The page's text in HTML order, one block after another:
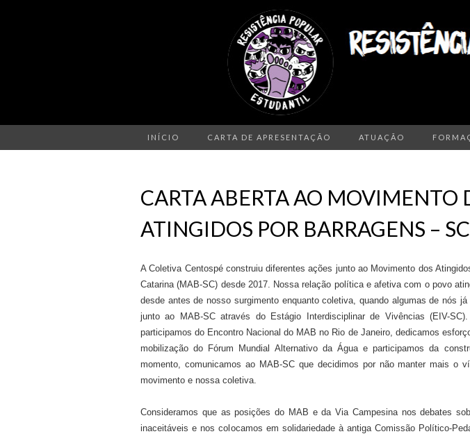
INÍCIO CARTA DE APRESENTAÇÃO ATUAÇÃO
CARTA ABERTA AO MOVIMENTO
ATINGIDOS POR BARRAGENS – SC
A Coletiva Centospé construiu diferentes ações junto ao Movimento dos
Catarina(MAB-SC) desde 2017. Nossa relação política e afetiva com o povo
desde antes de nosso surgimento enquanto coletiva, quando algumas de nós já
junto ao MAB-SC através do Estágio Interdisciplinar de Vivências (EIV-
participamos do Encontro Nacional do MAB no Rio de Janeiro, dedicamos
mobilização do Fórum Mundial Alternativo da Água e participamos da
momento, comunicamos ao MAB-SC que decidimos por não manter mais o
movimento e nossa coletiva.
Consideramos que as posições do MAB e da Via Campesina nos debates
inaceitáveis e nos colocamos em solidariedade à antiga Comissão Político-